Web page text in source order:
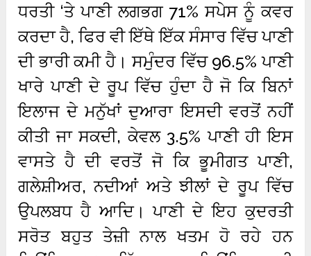
ਧਰਤੀ ‘ਤੇ ਪਾਣੀ ਲਗਭਗ 71% ਸਪੇਸ ਨੂੰ ਕਵਰ
ਕਰਦਾ ਹੈ, ਫਿਰ ਵੀ ਇੱਥੇ ਇੱਕ ਸੰਸਾਰ ਵਿੱਚ ਪਾਣੀ
ਦੀ ਭਾਰੀ ਕਮੀ ਹੈ। ਸਮੁੰਦਰ ਵਿੱਚ 96.5% ਪਾਣੀ
ਖਾਰੇ ਪਾਣੀ ਦੇ ਰੂਪ ਵਿੱਚ ਹੁੰਦਾ ਹੈ ਜੋ ਕਿ ਬਿਨਾਂ
ਇਲਾਜ ਦੇ ਮਨੁੱਖਾਂ ਦੁਆਰਾ ਇਸਦੀ ਵਰਤੋਂ ਨਹੀਂ
ਕੀਤੀ ਜਾ ਸਕਦੀ, ਕੇਵਲ 3.5% ਪਾਣੀ ਹੀ ਇਸ
ਵਾਸਤੇ ਹੈ ਦੀ ਵਰਤੋਂ ਜੋ ਕਿ ਭੂਮੀਗਤ ਪਾਣੀ,
ਗਲੇਸ਼ੀਅਰ, ਨਦੀਆਂ ਅਤੇ ਝੀਲਾਂ ਦੇ ਰੂਪ ਵਿੱਚ
ਉਪਲਬਧ ਹੈ ਆਦਿ। ਪਾਣੀ ਦੇ ਇਹ ਕੁਦਰਤੀ
ਸਰੋਤ ਬਹੁਤ ਤੇਜ਼ੀ ਨਾਲ ਖਤਮ ਹੋ ਰਹੇ ਹਨ